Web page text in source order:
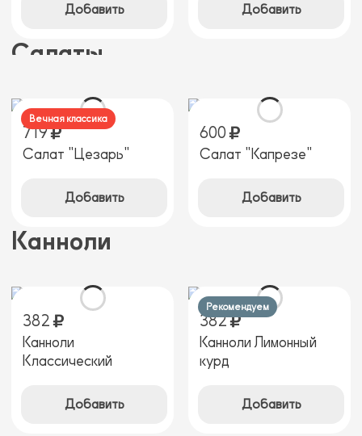
Добавить Добавить
Салаты
719
Салат "Цезарь"
Добавить
Вечная классика
600
Салат "Капрезе"
Добавить
Канноли
382
Канноли
Классический
Добавить
382
Канноли Лимонный
курд
Добавить
Рекомендуем